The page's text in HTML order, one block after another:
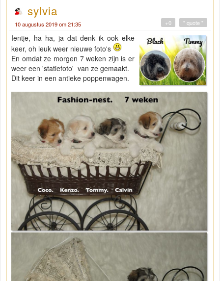
sylvia
10 augustus 2019 om 21:35 " quote "
+0
Ientje, ha ha, ja dat denk ik ook elke
keer, oh leuk weer nieuwe foto's
En omdat ze morgen 7 weken zijn is er
weer een 'statiefoto' van ze gemaakt.
Dit keer in een antieke poppenwagen.